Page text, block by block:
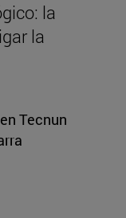
la
la
Tecnun